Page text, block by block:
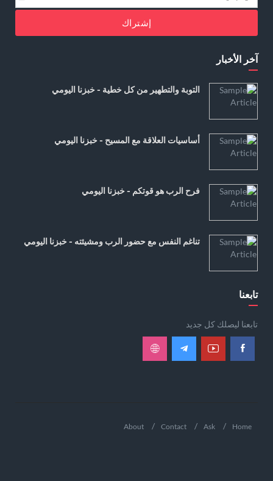
إشتراك
آخر الأخبار
التوبة والتطهير من كل خطية - خبزنا اليومي
أساسيات العلاقة مع المسيح - خبزنا اليومي
فرح الرب هو قوتكم - خبزنا اليومي
تناغم النفس مع حضور الرب ومشيئته - خبزنا اليومي
تابعنا
تابعنا ليصلك كل جديد
Home
Ask
Contact
About